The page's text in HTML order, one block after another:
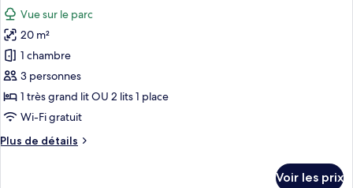
les
photos
pour
ce
type
de
chambre :
Chambre
Vue sur le parc
20 m²
1 chambre
3 personnes
1 très grand lit OU 2 lits 1 place
Wi-Fi gratuit
Plus de détails
Plus
Voir les prix